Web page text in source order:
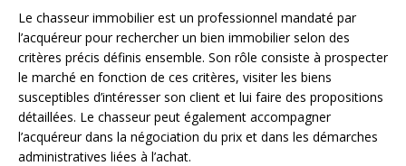
Le chasseur immobilier est un professionnel mandaté par
l’acquéreur pour rechercher un bien immobilier selon des
critères précis définis ensemble. Son rôle consiste à prospecter
le marché en fonction de ces critères, visiter les biens
susceptibles d’intéresser son client et lui faire des propositions
détaillées. Le chasseur peut également accompagner
l’acquéreur dans la négociation du prix et dans les démarches
administratives liées à l’achat.